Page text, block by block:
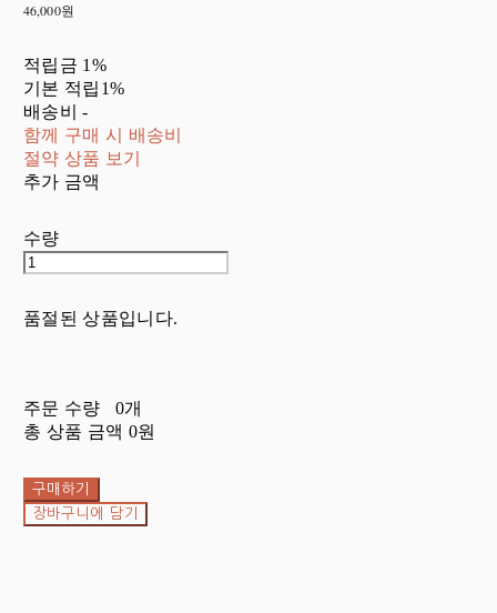
46,000원
적립금 1%
기본 적립 1%
배송비-
함께 구매 시 배송비
절약 상품 보기
추가 금액
수량
품절된 상품입니다.
주문 수량
0개
총 상품 금액 0원
구매하기
장바구니에 담기